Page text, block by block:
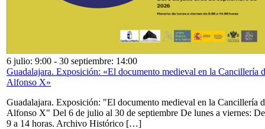
6 julio: 9:00 - 30 septiembre: 14:00
Guadalajara. Exposición: «El documento medieval en la Cancillería
Alfonso X»
Guadalajara. Exposición: "El documento medieval en la Cancillería
Alfonso X" Del 6 de julio al 30 de septiembre De lunes a viernes: De
9 a 14 horas. Archivo Histórico […]